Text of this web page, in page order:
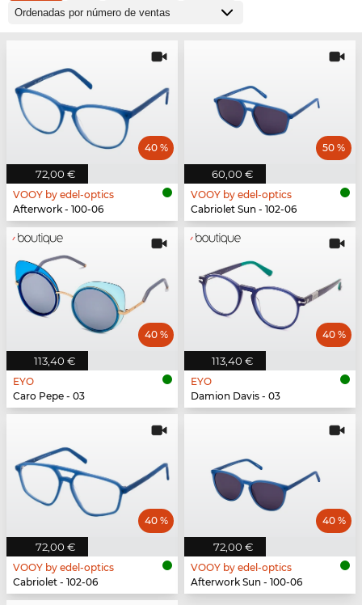
72,00 €
40 %
VOOY by edel-optics
Afterwork - 100-06
60,00 €
50 %
VOOY by edel-optics
Cabriolet Sun - 102-06
113,40 €
40 %
EYO
Caro Pepe - 03
113,40 €
40 %
EYO
Damion Davis - 03
72,00 €
40 %
VOOY by edel-optics
Cabriolet - 102-06
72,00 €
40 %
VOOY by edel-optics
Afterwork Sun - 100-06